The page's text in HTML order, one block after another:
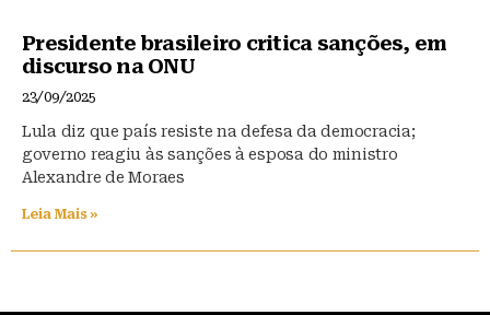
Presidente brasileiro critica sanções, em
discurso na ONU
23/09/2025
Lula diz que país resiste na defesa da democracia;
governo reagiu às sanções à esposa do ministro
Alexandre de Moraes
Leia Mais »